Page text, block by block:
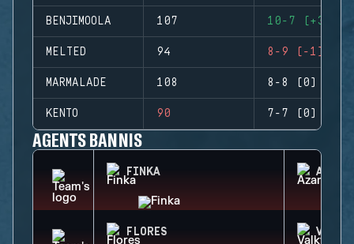
BENJIMOOLA 107 10-7 (+3)
MELTED 94 8-9 (-1)
MARMALADE 108 8-8 (0)
KENTO 90 7-7 (0)
AGENTS BANNIS
FINKA AZAMI
FLORES